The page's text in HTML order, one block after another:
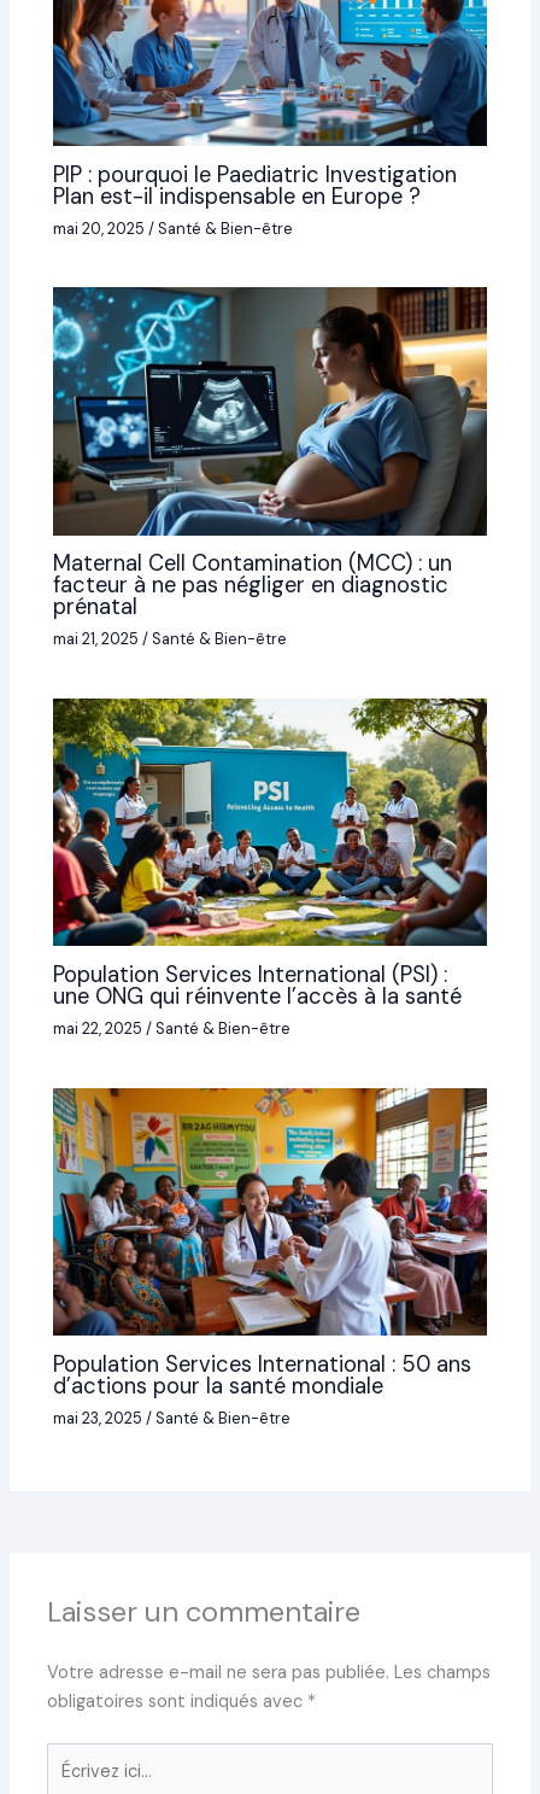
PIP : pourquoi le Paediatric Investigation
Plan est-il indispensable en Europe ?
mai 20, 2025/Santé & Bien-être
Maternal Cell Contamination (MCC) : un
facteur à ne pas négliger en diagnostic
prénatal
mai 21, 2025/Santé & Bien-être
Population Services International (PSI) :
une ONG qui réinvente l’accès à la santé
mai 22, 2025/Santé & Bien-être
Population Services International : 50 ans
d’actions pour la santé mondiale
mai 23, 2025/Santé & Bien-être
Laisser un commentaire
Votre adresse e-mail ne sera pas publiée. Les champs
obligatoires sont indiqués avec *
Écrivez
ici…